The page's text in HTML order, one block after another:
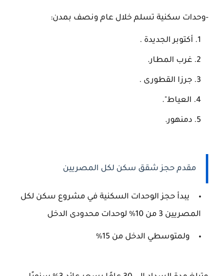
-وحدات سكنية تسلم خلال عام ونصف بمدن:
أكتوبر الجديدة .
غرب المطار.
جرزا القطورى .
العياط".
دمنهور.
مقدم حجز شقق سكن لكل المصريين
يبدأ حجز الوحدات السكنية في مشروع سكن لكل
المصريين 3 من 10% لوحدات محدودى الدخل
ولمتوسطي الدخل من 15%